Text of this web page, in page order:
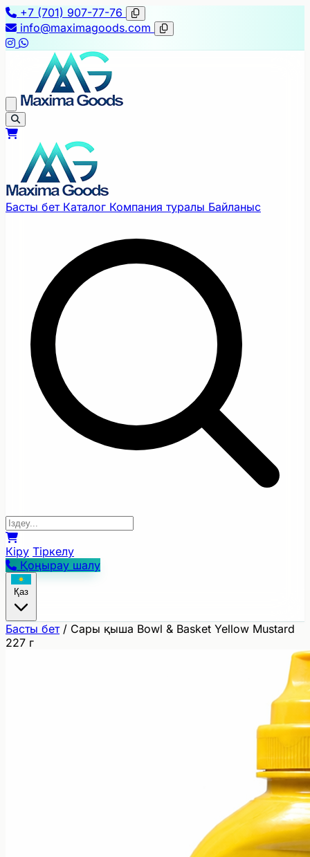
+7 (701) 907-77-76
info@maximagoods.com
Басты бет Каталог Компания туралы Байланыс
Кіру Тіркелу
Қоңырау шалу
Қаз
Басты бет / Сары қыша Bowl & Basket Yellow Mustard
227 г